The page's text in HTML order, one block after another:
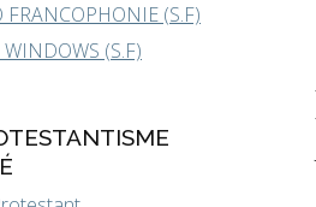
FRANCOPHONIE (S.F)
(S.F)